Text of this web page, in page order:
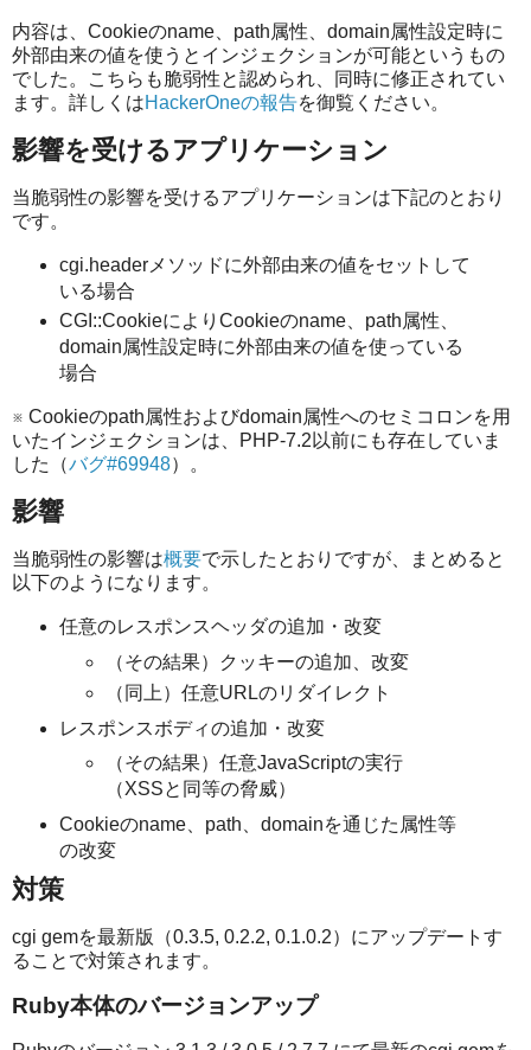
内容は、Cookieのname、path属性、domain属性設定時に
外部由来の値を使うとインジェクションが可能というもの
でした。こちらも脆弱性と認められ、同時に修正されてい
ます。詳しくはHackerOneの報告を御覧ください。
影響を受けるアプリケーション
当脆弱性の影響を受けるアプリケーションは下記のとおり
です。
cgi.headerメソッドに外部由来の値をセットして
いる場合
CGI::CookieによりCookieのname、path属性、
domain属性設定時に外部由来の値を使っている
場合
※ Cookieのpath属性およびdomain属性へのセミコロンを用
いたインジェクションは、PHP-7.2以前にも存在していま
した（バグ#69948）。
影響
当脆弱性の影響は概要で示したとおりですが、まとめると
以下のようになります。
任意のレスポンスヘッダの追加・改変
（その結果）クッキーの追加、改変
（同上）任意URLのリダイレクト
レスポンスボディの追加・改変
（その結果）任意JavaScriptの実行
（XSSと同等の脅威）
Cookieのname、path、domainを通じた属性等
の改変
対策
cgi gemを最新版（0.3.5, 0.2.2, 0.1.0.2）にアップデートす
ることで対策されます。
Ruby本体のバージョンアップ